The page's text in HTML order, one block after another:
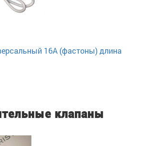
16А (фастоны) длина
клапаны